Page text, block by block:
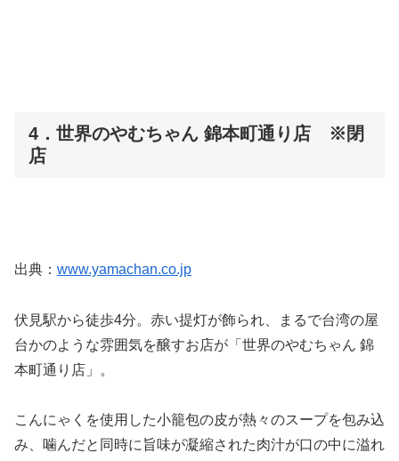
4．世界のやむちゃん 錦本町通り店 ※閉
店
出典： www.yamachan.co.jp
伏見駅から徒歩4分。赤い提灯が飾られ、まるで台湾の屋
台かのような雰囲気を醸すお店が「世界のやむちゃん 錦
本町通り店」。
こんにゃくを使用した小籠包の皮が熱々のスープを包み込
み、噛んだと同時に旨味が凝縮された肉汁が口の中に溢れ